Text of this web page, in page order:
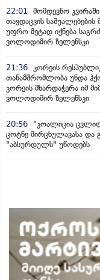
22:01 მომდევნო
თავდაცვის
უფრო მეტად იქნება
ვოლოდიმირ ზელენსკი
21:36 კორეის
თანამშრომლობა უნდა
კორეის მხარდაჭერა იმ
ვოლოდიმირ ზელენსკი
20:56
"კოალიცია
ცოტნე მირცხულავასა და
"აბსურდულს" უწოდებს